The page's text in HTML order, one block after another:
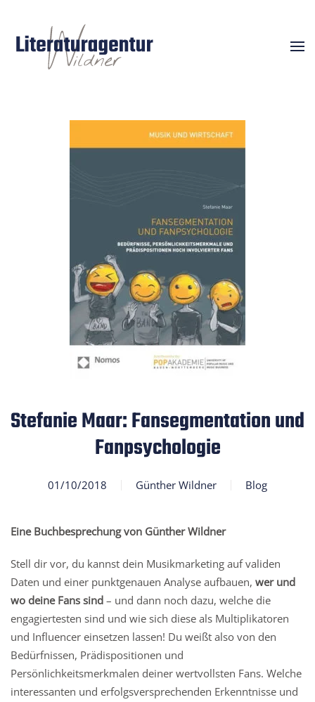
Stefanie Maar: Fansegmentation und
Fanpsychologie
01/10/2018 Günther Wildner Blog
Eine Buchbesprechung von Günther Wildner
Stell dir vor, du kannst dein Musikmarketing auf validen
Daten und einer punktgenauen Analyse aufbauen, wer und
wo deine Fans sind – und dann noch dazu, welche die
engagiertesten sind und wie sich diese als Multiplikatoren
und Influencer einsetzen lassen! Du weißt also von den
Bedürfnissen, Prädispositionen und
Persönlichkeitsmerkmalen deiner wertvollsten Fans. Welche
interessanten und erfolgsversprechenden Erkenntnisse und